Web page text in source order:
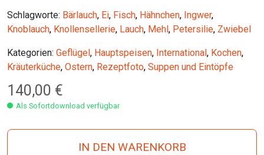
Schlagworte: Bärlauch, Ei, Fisch, Hähnchen, Ingwer,
Knoblauch, Knollensellerie, Lauch, Mehl , Petersilie, Zwiebel
Kategorien: Geflügel , Hauptspeisen, International , Kochen,
Kräuterküche, Ostern, Rezeptfoto, Suppen und Eintöpfe
140,00 €
Als Sofortdownload verfügbar
IN DEN WARENKORB